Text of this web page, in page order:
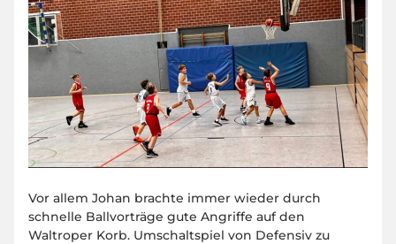
Vor allem Johan brachte immer wieder durch
schnelle Ballvorträge gute Angriffe auf den
Waltroper Korb. Umschaltspiel von Defensiv zu